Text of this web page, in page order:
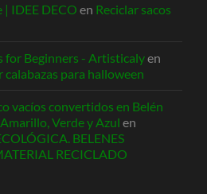
| IDEE DECO en Reciclar sacos
for Beginners - Artisticalyen
para halloween
vacíos convertidos en Belén
Verde y Azul en
BELENES
RECICLADO